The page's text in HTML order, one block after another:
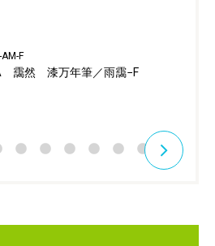
F
靄然 漆万年筆／雨靄−F